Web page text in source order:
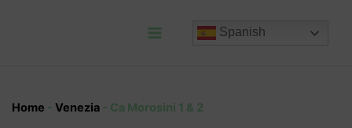
Spanish
Home - Venezia- Ca Morosini 1 & 2